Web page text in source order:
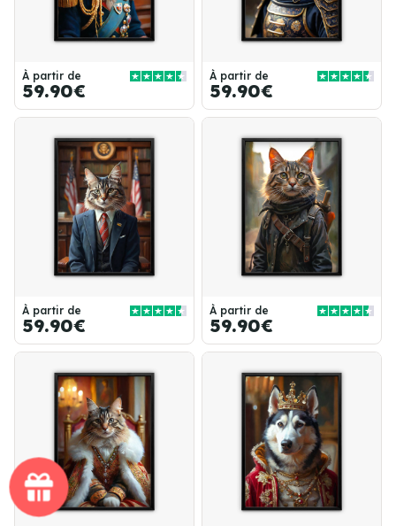
À partir de
59.90€
À partir de
59.90€
À partir de
59.90€
À partir de
59.90€